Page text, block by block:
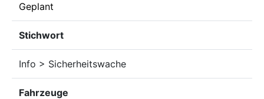
Geplant
Stichwort
Info > Sicherheitswache
Fahrzeuge